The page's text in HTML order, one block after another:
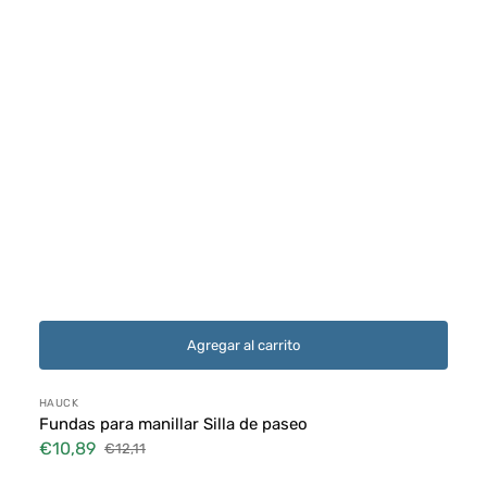
Agregar al carrito
Proveedor:
HAUCK
Fundas para manillar Silla de paseo
Precio
€10,89
Precio
€12,11